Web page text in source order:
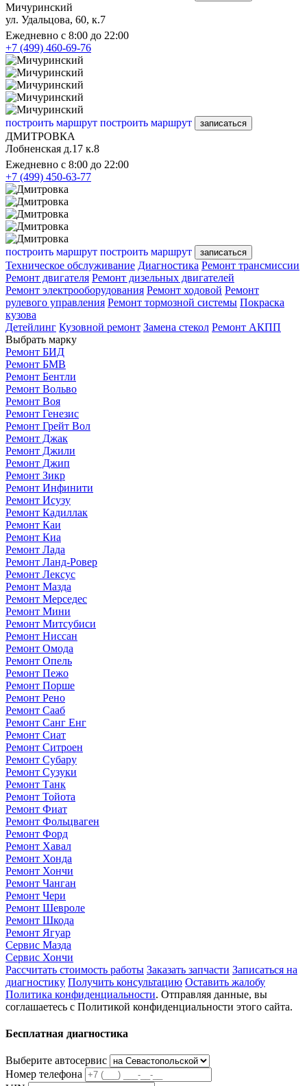
Мичуринский
ул. Удальцова, 60, к.7
Ежедневно с 8:00 до 22:00
+7 (499) 460-69-76
построить маршрут построить маршрут записаться
ДМИТРОВКА
Лобненская д.17 к.8
Ежедневно с 8:00 до 22:00
+7 (499) 450-63-77
построить маршрут построить маршрут записаться
Техническое обслуживание Диагностика Ремонт трансмиссии
Ремонт двигателя Ремонт дизельных двигателей
Ремонт электрооборудования Ремонт ходовой Ремонт
рулевого управления Ремонт тормозной системы Покраска
кузова
Детейлинг Кузовной ремонт Замена стекол Ремонт АКПП
Выбрать марку
Ремонт БИД
Ремонт БМВ
Ремонт Бентли
Ремонт Вольво
Ремонт Воя
Ремонт Генезис
Ремонт Грейт Вол
Ремонт Джак
Ремонт Джили
Ремонт Джип
Ремонт Зикр
Ремонт Инфинити
Ремонт Исузу
Ремонт Кадиллак
Ремонт Каи
Ремонт Киа
Ремонт Лада
Ремонт Ланд-Ровер
Ремонт Лексус
Ремонт Мазда
Ремонт Мерседес
Ремонт Мини
Ремонт Митсубиси
Ремонт Ниссан
Ремонт Омода
Ремонт Опель
Ремонт Пежо
Ремонт Порше
Ремонт Рено
Ремонт Сааб
Ремонт Санг Енг
Ремонт Сиат
Ремонт Ситроен
Ремонт Субару
Ремонт Сузуки
Ремонт Танк
Ремонт Тойота
Ремонт Фиат
Ремонт Фольцваген
Ремонт Форд
Ремонт Хавал
Ремонт Хонда
Ремонт Хончи
Ремонт Чанган
Ремонт Чери
Ремонт Шевроле
Ремонт Шкода
Ремонт Ягуар
Сервис Мазда
Сервис Хончи
Рассчитать стоимость работы Заказать запчасти Записаться на
диагностику Получить консультацию Оставить жалобу
Политика конфиденциальности. Отправляя данные, вы
соглашаетесь с Политикой конфиденциальности этого сайта.
Бесплатная диагностика
Выберите автосервис
Номер телефона